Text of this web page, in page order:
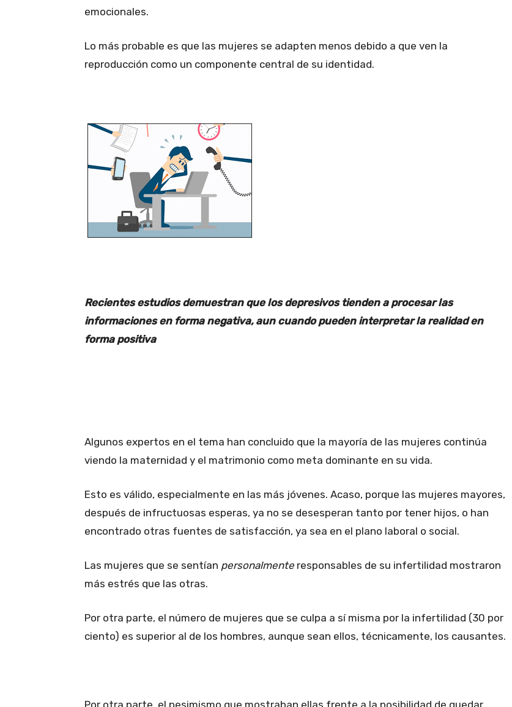
emocionales.
Lo más probable es que las mujeres se adapten menos debido a que ven la
reproducción como un componente central de su identidad.
Recientes estudios demuestran que los depresivos tienden a procesar las
informaciones en forma negativa, aun cuando pueden interpretar la realidad en
forma positiva
Algunos expertos en el tema han concluido que la mayoría de las mujeres continúa
viendo la maternidad y el matrimonio como meta dominante en su vida.
Esto es válido, especialmente en las más jóvenes. Acaso, porque las mujeres mayores,
después de infructuosas esperas, ya no se desesperan tanto por tener hijos, o han
encontrado otras fuentes de satisfacción, ya sea en el plano laboral o social.
Las mujeres que se sentían personalmente responsables de su infertilidad mostraron
más estrés que las otras.
Por otra parte, el número de mujeres que se culpa a sí misma por la infertilidad (30 por
ciento) es superior al de los hombres, aunque sean ellos, técnicamente, los causantes.
Por otra parte, el pesimismo que mostraban ellas frente a la posibilidad de quedar